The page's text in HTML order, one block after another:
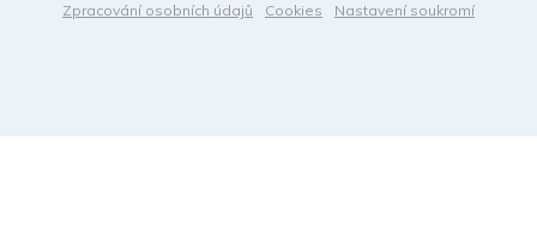
Zpracování osobních údajů
Cookies Nastavení soukromí